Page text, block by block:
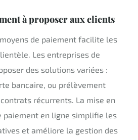
à proposer aux clients
de paiement facilite les
Les entreprises de
des solutions variées :
bancaire, ou prélèvement
récurrents. La mise en
paiement en ligne simplifie les
et améliore la gestion des